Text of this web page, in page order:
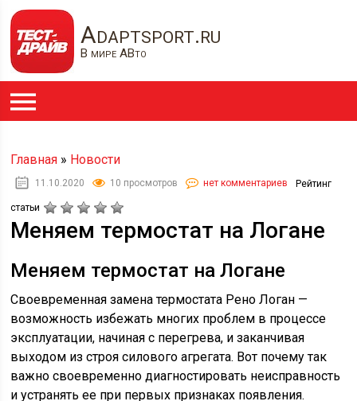
Adaptsport.ru
В мире АВто
Главная » Новости
11.10.2020 10 просмотров нет комментариев Рейтинг
статьи
Меняем термостат на Логане
Меняем термостат на Логане
Своевременная замена термостата Рено Логан —
возможность избежать многих проблем в процессе
эксплуатации, начиная с перегрева, и заканчивая
выходом из строя силового агрегата. Вот почему так
важно своевременно диагностировать неисправность
и устранять ее при первых признаках появления.